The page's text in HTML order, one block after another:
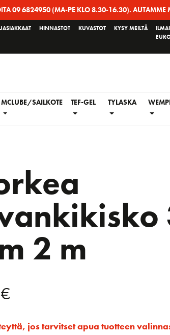
09 6824950 (MA-PE KLO 8.30-16.30). AUTAMME
HINNASTOT KUVASTOT KYSY MEILTÄ
MCLUBE/SAILKOTE TEF-GEL TYLASKA
2 m
€
jos tarvitset apua tuotteen